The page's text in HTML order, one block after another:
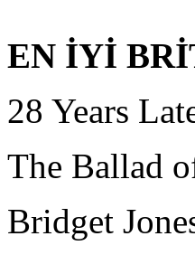
EN İYİ
28 Years
The Ballad
Bridget